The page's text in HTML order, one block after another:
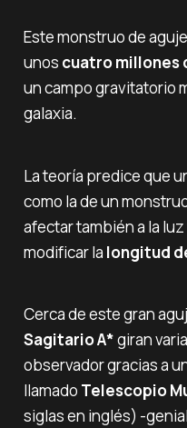
Este monstruo de
unos cuatro millones
un campo gravitatorio
galaxia.
La teoría predice que
como la de un
afectar también a la
modificar la longitud
Cerca de este gran
Sagitario A*giran
observador gracias a
llamado Telescopio
siglas en inglés) -